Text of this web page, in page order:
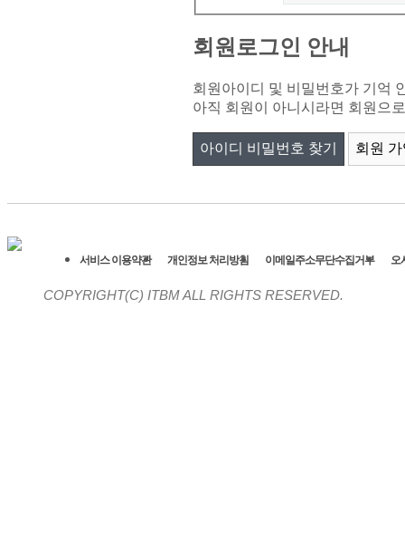
회원로그인 안내
회원아이디 및 비밀번호가 기억
아직 회원이 아니시라면 회원으
아이디 비밀번호 찾기 회원
서비스 이용약관 개인정보 처리방침 이메일주소무단수집거부 오
COPYRIGHT(C) ITBM ALL RIGHTS RESERVED.